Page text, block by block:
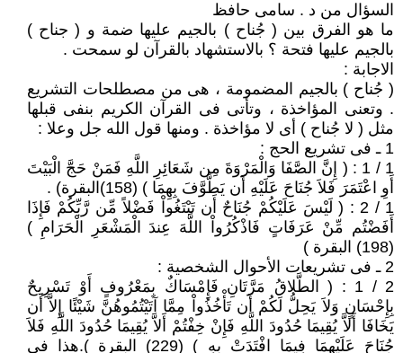
السؤال من د . سامى حافظ
ما هو الفرق بين ( جُناح ) بالجيم عليها ضمة و ( جناح )
بالجيم عليها فتحة ؟ بالاستشهاد بالقرآن لو سمحت .
الاجابة :
( جُناح ) بالجيم المضمومة ، هى من مصطلحات التشريع
. وتعنى المؤاخذة ، وتأتى فى القرآن الكريم بنفى قبلها
مثل ( لا جُناح ) أى لا مؤاخذة . ومنها قول الله جل وعلا :
1 ـ فى تشريع الحج :
1 / 1 : ( إِنَّ الصَّفَا وَالْمَرْوَةَ مِن شَعَائِرِ اللَّهِ فَمَنْ حَجَّ الْبَيْتَ
أَوِ اعْتَمَرَ فَلاَ جُنَاحَ عَلَيْهِ أَن يَطَّوَّفَ بِهِمَا ) (158)البقرة) .
1 / 2 : ( لَيْسَ عَلَيْكُمْ جُنَاحٌ أَن تَبْتَغُواْ فَضْلاً مِّن رَّبِّكُمْ فَإِذَا
أَفَضْتُم مِّنْ عَرَفَاتٍ فَاذْكُرُواْ اللَّهَ عِندَ الْمَشْعَرِ الْحَرَامِ )
(198) البقرة )
2 ـ فى تشريعات الأحوال الشخصية :
2 / 1 : ( الطَّلاقُ مَرَّتَانِ فَإِمْسَاكٌ بِمَعْرُوفٍ أَوْ تَسْرِيحٌ
بِإِحْسَانٍ وَلاَ يَحِلُّ لَكُمْ أَن تَأْخُذُواْ مِمَّا آتَيْتُمُوهُنَّ شَيْئًا إِلاَّ أَن
يَخَافَا أَلاَّ يُقِيمَا حُدُودَ اللَّهِ فَإِنْ خِفْتُمْ أَلاَّ يُقِيمَا حُدُودَ اللَّهِ فَلاَ
جُنَاحَ عَلَيْهِمَا فِيمَا افْتَدَتْ بِهِ ) (229) البقرة ).هذا فى